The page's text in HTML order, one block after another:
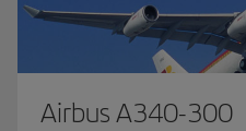
Airbus A340-300